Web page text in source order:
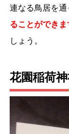
連なる鳥居を通
ることができま
しょう。
花園稲荷